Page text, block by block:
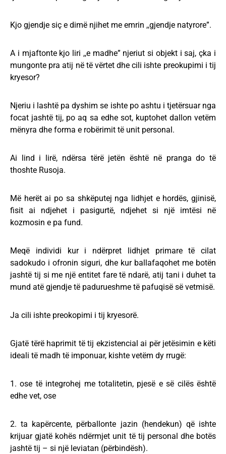
Kjo gjendje siç e dimë njihet me emrin ,,gjendje natyrore”.
A i mjaftonte kjo liri ,,e madhe” njeriut si objekt i saj, çka i
mungonte pra atij në të vërtet dhe cili ishte preokupimi i tij
kryesor?
Njeriu i lashtë pa dyshim se ishte po ashtu i tjetërsuar nga
focat jashtë tij, po aq sa edhe sot, kuptohet dallon vetëm
mënyra dhe forma e robërimit të unit personal.
Ai lind i lirë, ndërsa tërë jetën është në pranga do të
thoshte Rusoja.
Më herët ai po sa shkëputej nga lidhjet e hordës, gjinisë,
fisit ai ndjehet i pasigurtë, ndjehet si një imtësi në
kozmosin e pa fund.
Meqë individi kur i ndërpret lidhjet primare të cilat
sadokudo i ofronin siguri, dhe kur ballafaqohet me botën
jashtë tij si me një entitet fare të ndarë, atij tani i duhet ta
mund atë gjendje të padurueshme të pafuqisë së vetmisë.
Ja cili ishte preokopimi i tij kryesorë.
Gjatë tërë haprimit të tij ekzistencial ai për jetësimin e këti
ideali të madh të imponuar, kishte vetëm dy rrugë:
1. ose të integrohej me totalitetin, pjesë e së cilës është
edhe vet, ose
2. ta kapërcente, përballonte jazin (hendekun) që ishte
krijuar gjatë kohës ndërmjet unit të tij personal dhe botës
jashtë tij – si një leviatan (përbindësh).